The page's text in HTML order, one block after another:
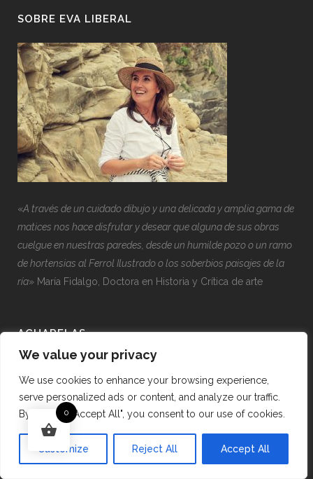
We value your privacy
We use cookies to enhance your browsing experience,
serve personalized ads or content, and analyze our traffic.
By clicking "Accept All", you consent to our use of cookies.
Customize Reject All Accept All
SOBRE EVA LIBERAL
«A través de un cuidado dibujo y una delicada y amplia gama de
matices nos hace disfrutar y desear que alguna de sus obras
cuelgue en nuestras paredes, desde un humilde pozo o un ramo
de hortensias al Ferrol Ilustrado o los soberbios paisajes de la
ría» María Fidalgo, Doctora en Historia y Crítica de arte
ACUARELAS
Acuarelas de Flores
Acuarelas de Marinas
Acuarelas de Paisajes
Retratos y figuras
0